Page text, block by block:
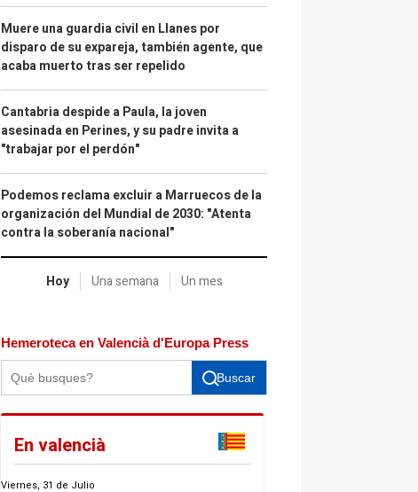
Muere una guardia civil en Llanes por
disparo de su expareja, también agente, que
acaba muerto tras ser repelido
Cantabria despide a Paula, la joven
asesinada en Perines, y su padre invita a
"trabajar por el perdón"
Podemos reclama excluir a Marruecos de la
organización del Mundial de 2030: "Atenta
contra la soberanía nacional"
Hoy Una semana Un mes
Hemeroteca en Valencià d'Europa Press
Buscar
En valencià
Viernes, 31 de Julio